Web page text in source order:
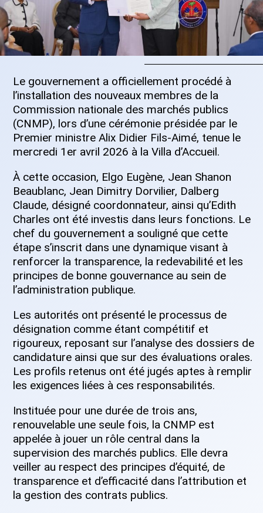
Le gouvernement a officiellement procédé à
l’installation des nouveaux membres de la
Commission nationale des marchés publics
(CNMP), lors d’une cérémonie présidée par le
Premier ministre Alix Didier Fils-Aimé, tenue le
mercredi 1er avril 2026 à la Villa d’Accueil.
À cette occasion, Elgo Eugène, Jean Shanon
Beaublanc, Jean Dimitry Dorvilier, Dalberg
Claude, désigné coordonnateur, ainsi qu’Edith
Charles ont été investis dans leurs fonctions. Le
chef du gouvernement a souligné que cette
étape s’inscrit dans une dynamique visant à
renforcer la transparence, la redevabilité et les
principes de bonne gouvernance au sein de
l’administration publique.
Les autorités ont présenté le processus de
désignation comme étant compétitif et
rigoureux, reposant sur l’analyse des dossiers de
candidature ainsi que sur des évaluations orales.
Les profils retenus ont été jugés aptes à remplir
les exigences liées à ces responsabilités.
Instituée pour une durée de trois ans,
renouvelable une seule fois, la CNMP est
appelée à jouer un rôle central dans la
supervision des marchés publics. Elle devra
veiller au respect des principes d’équité, de
transparence et d’efficacité dans l’attribution et
la gestion des contrats publics.